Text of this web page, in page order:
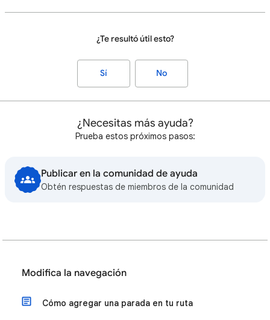
¿Te resultó útil esto?
Sí No
¿Necesitas más ayuda?
Prueba estos próximos pasos:
Publicar en la comunidad de ayuda
Obtén respuestas de miembros de la comunidad
Modifica la navegación
Cómo agregar una parada en tu ruta